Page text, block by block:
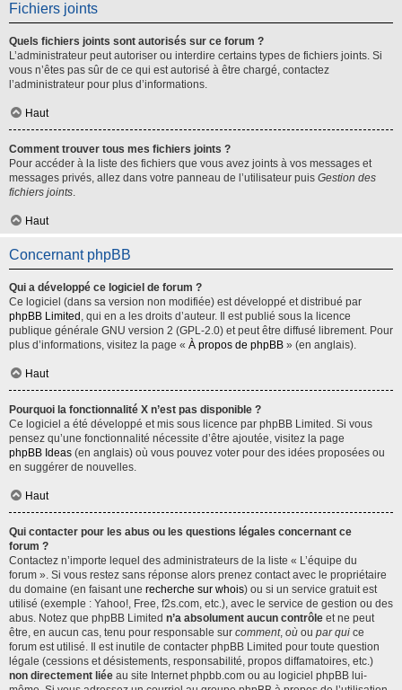
Fichiers joints
Quels fichiers joints sont autorisés sur ce forum ?
L’administrateur peut autoriser ou interdire certains types de fichiers joints. Si
vous n’êtes pas sûr de ce qui est autorisé à être chargé, contactez
l’administrateur pour plus d’informations.
Haut
Comment trouver tous mes fichiers joints ?
Pour accéder à la liste des fichiers que vous avez joints à vos messages et
messages privés, allez dans votre panneau de l’utilisateur puis Gestion des
fichiers joints.
Haut
Concernant phpBB
Qui a développé ce logiciel de forum ?
Ce logiciel (dans sa version non modifiée) est développé et distribué par
phpBB Limited , qui en a les droits d’auteur. Il est publié sous la licence
publique générale GNU version 2 (GPL-2.0) et peut être diffusé librement. Pour
plus d’informations, visitez la page « À propos de phpBB » (en anglais).
Haut
Pourquoi la fonctionnalité X n’est pas disponible ?
Ce logiciel a été développé et mis sous licence par phpBB Limited. Si vous
pensez qu’une fonctionnalité nécessite d’être ajoutée, visitez la page
phpBB Ideas (en anglais) où vous pouvez voter pour des idées proposées ou
en suggérer de nouvelles.
Haut
Qui contacter pour les abus ou les questions légales concernant ce
forum ?
Contactez n’importe lequel des administrateurs de la liste « L’équipe du
forum ». Si vous restez sans réponse alors prenez contact avec le propriétaire
du domaine (en faisant une recherche sur whois) ou si un service gratuit est
utilisé (exemple : Yahoo!, Free, f2s.com, etc.), avec le service de gestion ou des
abus. Notez que phpBB Limited n’a absolument aucun contrôle et ne peut
être, en aucun cas, tenu pour responsable sur comment, où ou par qui ce
forum est utilisé. Il est inutile de contacter phpBB Limited pour toute question
légale (cessions et désistements, responsabilité, propos diffamatoires, etc.)
non directement liée au site Internet phpbb.com ou au logiciel phpBB lui-